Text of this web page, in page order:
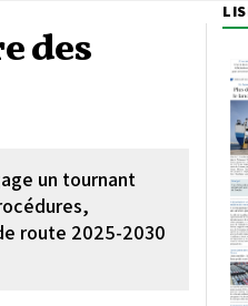
Morocco
Bookclub
des
un tournant
route 2025-2030